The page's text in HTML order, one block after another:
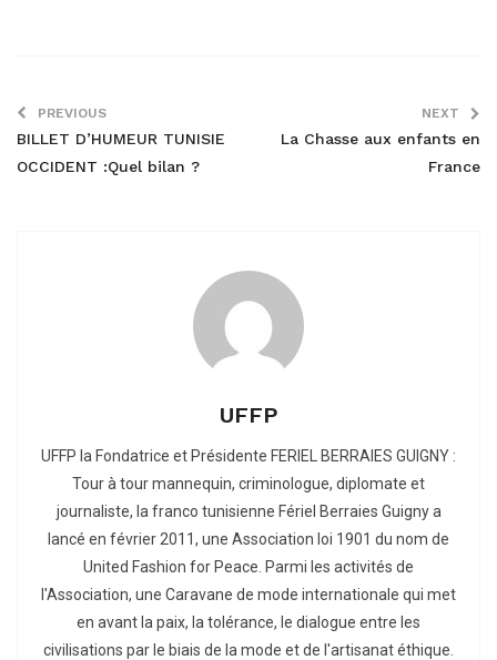
PREVIOUS
BILLET D’HUMEUR TUNISIE
OCCIDENT :Quel bilan ?
NEXT
La Chasse aux enfants en
France
UFFP
UFFP la Fondatrice et Présidente FERIEL BERRAIES GUIGNY :
Tour à tour mannequin, criminologue, diplomate et
journaliste, la franco tunisienne Fériel Berraies Guigny a
lancé en février 2011, une Association loi 1901 du nom de
United Fashion for Peace. Parmi les activités de
l'Association, une Caravane de mode internationale qui met
en avant la paix, la tolérance, le dialogue entre les
civilisations par le biais de la mode et de l'artisanat éthique.